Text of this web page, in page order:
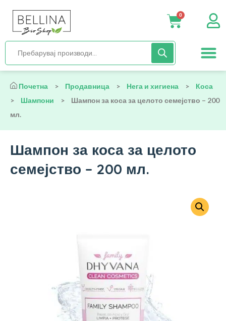
0
Почетна > Продавница > Нега и хигиена >
Коса
>
Шампони >
Шампон за коса за целото семејство – 200
мл.
Шампон за коса за целото
семејство – 200 мл.